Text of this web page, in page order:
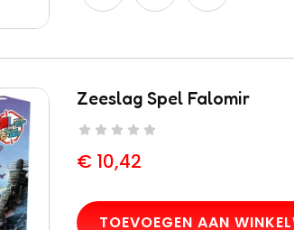
Zeeslag Spel Falomir
€10,42
TOEVOEGEN AAN